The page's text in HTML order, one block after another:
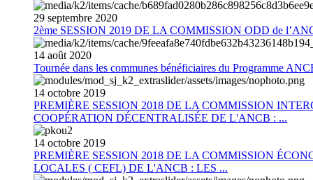
29 septembre 2020
2ème SESSION 2019 DE LA COMMISSION ODD de
14 août 2020
Tournée dans les communes bénéficiaires du Programme
14 octobre 2019
PREMIÈRE SESSION 2018 DE LA COMMISSION
COOPÉRATION DÉCENTRALISÉE DE L'ANCB : ...
14 octobre 2019
PREMIÈRE SESSION 2018 DE LA COMMISSION
LOCALES ( CEFL) DE L'ANCB : LES ...